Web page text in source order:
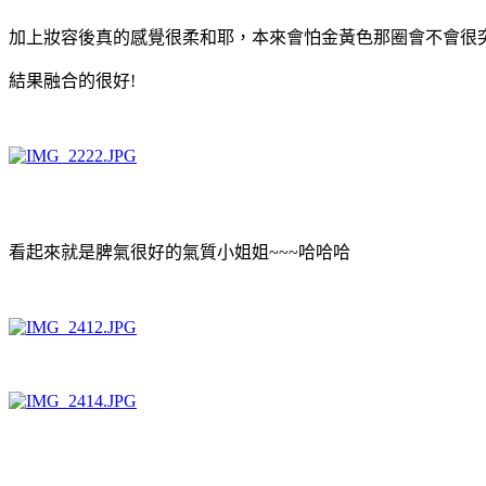
加上妝容後真的感覺很柔和耶，本來會怕金黃色那圈會不會很
結果融合的很好!
看起來就是脾氣很好的氣質小姐姐~~~哈哈哈